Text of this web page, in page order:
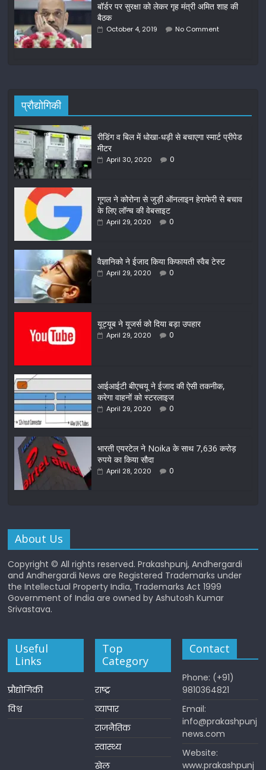
बॉर्डर पर सुरक्षा को लेकर गृह मंत्री अमित शाह की
बैठक
October 4, 2019 No Comment
प्रौद्योगिकी
रीडिंग व बिल में धोखा-धड़ी से बचाएगा स्मार्ट प्रीपेड
मीटर
April 30, 2020 0
गूगल ने कोरोना से जुड़ी ऑनलाइन हेराफेरी से बचाव
के लिए लॉन्च की वेबसाइट
April 29, 2020 0
वैज्ञानिको ने ईजाद किया किफायती स्वैब टेस्ट
April 29, 2020 0
यूट्यूब ने यूजर्स को दिया बड़ा उपहार
April 29, 2020 0
आईआईटी बीएचयू ने ईजाद की ऐसी तकनीक,
करेगा वाहनों को स्टरलाइज
April 29, 2020 0
भारती एयरटेल ने Noika के साथ 7,636 करोड़
रुपये का किया सौदा
April 28, 2020 0
About Us
Copyright © All rights reserved. Prakashpunj, Andhergardi
and Andhergardi News are Registered Trademarks under
the Intellectual Property India, Trademarks Act 1999
Government of India are owned by Ashutosh Kumar
Srivastava.
Useful
Links
प्रौद्योगिकी
विश्व
Top
Category
राष्ट्र
व्यापार
राजनैतिक
स्वास्थ्य
खेल
Contact
Phone: (+91)
9810364821
Email:
info@prakashpunj
news.com
Website:
www.prakashpunj